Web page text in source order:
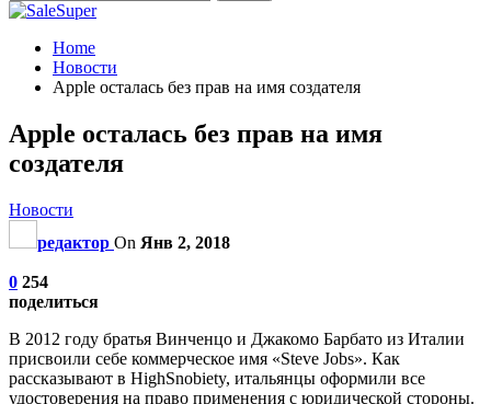
Home
Новости
Apple осталась без прав на имя создателя
Apple осталась без прав на имя
создателя
Новости
редактор On Янв 2, 2018
0 254
поделиться
В 2012 году братья Винченцо и Джакомо Барбато из Италии
присвоили себе коммерческое имя «Steve Jobs». Как
рассказывают в HighSnobiety, итальянцы оформили все
удостоверения на право применения с юридической стороны.